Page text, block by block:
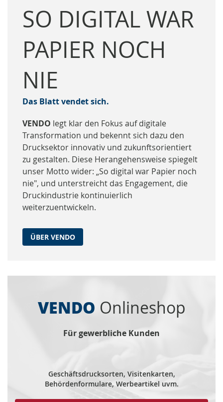
SO DIGITAL WAR
PAPIER NOCH
NIE
Das Blatt vendet sich.
VENDO legt klar den Fokus auf digitale
Transformation und bekennt sich dazu den
Drucksektor innovativ und zukunftsorientiert
zu gestalten. Diese Herangehensweise spiegelt
unser Motto wider: „So digital war Papier noch
nie", und unterstreicht das Engagement, die
Druckindustrie kontinuierlich
weiterzuentwickeln.
ÜBER VENDO
VENDO Onlineshop
Für gewerbliche Kunden
Geschäftsdrucksorten, Visitenkarten,
Behördenformulare, Werbeartikel uvm.